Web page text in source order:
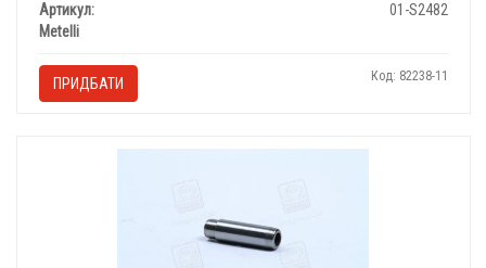
Артикул:
01-S2482
Metelli
ПРИДБАТИ Код: 82238-11